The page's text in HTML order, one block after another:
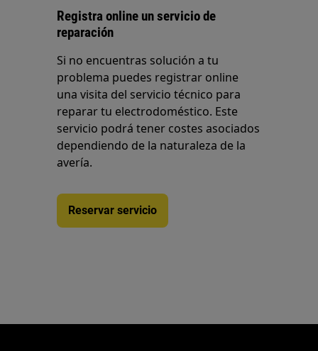
Registra online un servicio de
reparación
Si no encuentras solución a tu
problema puedes registrar online
una visita del servicio técnico para
reparar tu electrodoméstico. Este
servicio podrá tener costes asociados
dependiendo de la naturaleza de la
avería.
Reservar servicio